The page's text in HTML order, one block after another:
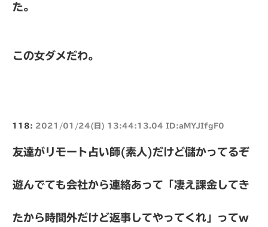
た。
この女ダメだわ。
118: 2021/01/24(日) 13:44:13.04 ID:aMYJIfgF0
友達がリモート占い師(素人)だけど儲かってるぞ
遊んでても会社から連絡あって「凄え課金してき
たから時間外だけど返事してやってくれ」ってw